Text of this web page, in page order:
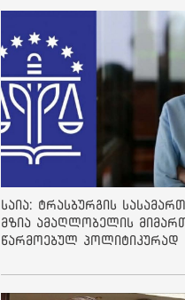
საია: ტრასბურგის
მზია ამაღლობელის
წარმოებულ პოლიტიკურად
მეოთხე საჩივარი